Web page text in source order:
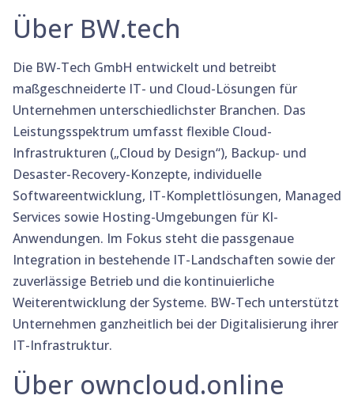
Über BW.tech
Die BW-Tech GmbH entwickelt und betreibt
maßgeschneiderte IT- und Cloud-Lösungen für
Unternehmen unterschiedlichster Branchen. Das
Leistungsspektrum umfasst flexible Cloud-
Infrastrukturen („Cloud by Design“), Backup- und
Desaster-Recovery-Konzepte, individuelle
Softwareentwicklung, IT-Komplettlösungen, Managed
Services sowie Hosting-Umgebungen für KI-
Anwendungen. Im Fokus steht die passgenaue
Integration in bestehende IT-Landschaften sowie der
zuverlässige Betrieb und die kontinuierliche
Weiterentwicklung der Systeme. BW-Tech unterstützt
Unternehmen ganzheitlich bei der Digitalisierung ihrer
IT-Infrastruktur.
Über owncloud.online